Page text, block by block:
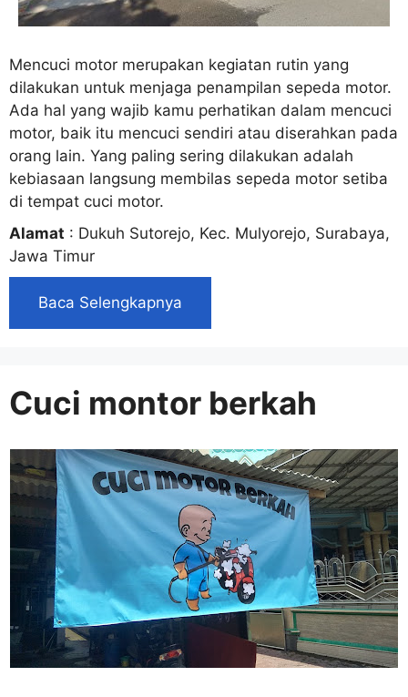
Mencuci motor merupakan kegiatan rutin yang
dilakukan untuk menjaga penampilan sepeda motor.
Ada hal yang wajib kamu perhatikan dalam mencuci
motor, baik itu mencuci sendiri atau diserahkan pada
orang lain. Yang paling sering dilakukan adalah
kebiasaan langsung membilas sepeda motor setiba
di tempat cuci motor.
Alamat : Dukuh Sutorejo, Kec. Mulyorejo, Surabaya,
Jawa Timur
Baca Selengkapnya
Cuci montor berkah